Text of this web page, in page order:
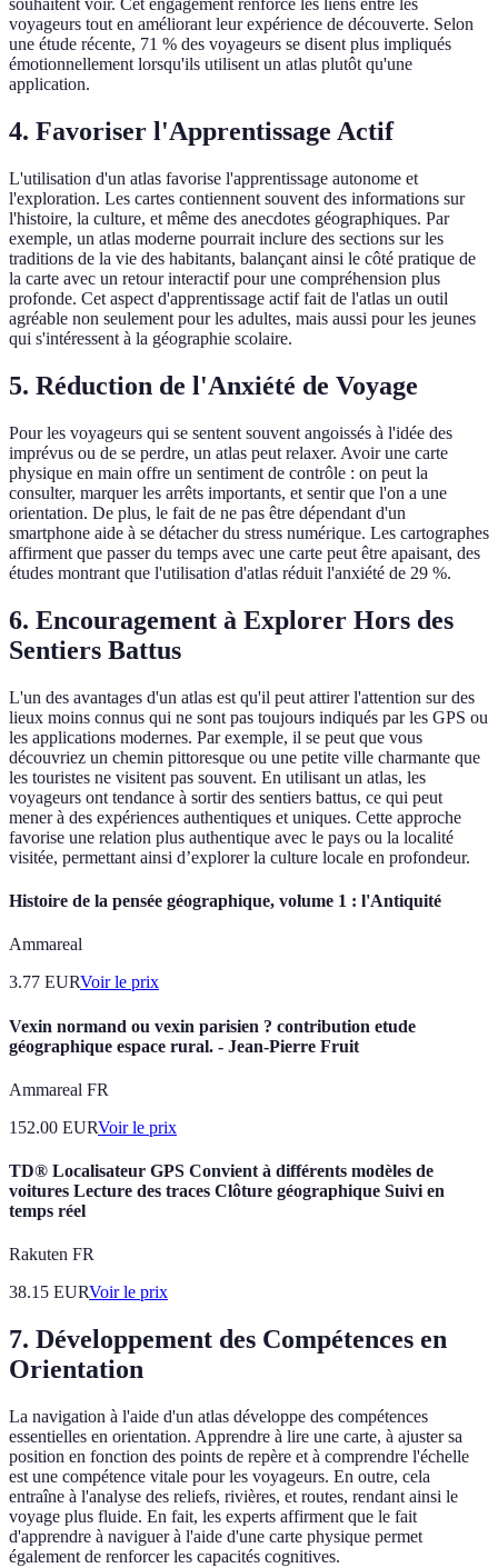
souhaitent voir. Cet engagement renforce les liens entre les
voyageurs tout en améliorant leur expérience de découverte. Selon
une étude récente, 71 % des voyageurs se disent plus impliqués
émotionnellement lorsqu'ils utilisent un atlas plutôt qu'une
application.
4. Favoriser l'Apprentissage Actif
L'utilisation d'un atlas favorise l'apprentissage autonome et
l'exploration. Les cartes contiennent souvent des informations sur
l'histoire, la culture, et même des anecdotes géographiques. Par
exemple, un atlas moderne pourrait inclure des sections sur les
traditions de la vie des habitants, balançant ainsi le côté pratique de
la carte avec un retour interactif pour une compréhension plus
profonde. Cet aspect d'apprentissage actif fait de l'atlas un outil
agréable non seulement pour les adultes, mais aussi pour les jeunes
qui s'intéressent à la géographie scolaire.
5. Réduction de l'Anxiété de Voyage
Pour les voyageurs qui se sentent souvent angoissés à l'idée des
imprévus ou de se perdre, un atlas peut relaxer. Avoir une carte
physique en main offre un sentiment de contrôle : on peut la
consulter, marquer les arrêts importants, et sentir que l'on a une
orientation. De plus, le fait de ne pas être dépendant d'un
smartphone aide à se détacher du stress numérique. Les cartographes
affirment que passer du temps avec une carte peut être apaisant, des
études montrant que l'utilisation d'atlas réduit l'anxiété de 29 %.
6. Encouragement à Explorer Hors des
Sentiers Battus
L'un des avantages d'un atlas est qu'il peut attirer l'attention sur des
lieux moins connus qui ne sont pas toujours indiqués par les GPS ou
les applications modernes. Par exemple, il se peut que vous
découvriez un chemin pittoresque ou une petite ville charmante que
les touristes ne visitent pas souvent. En utilisant un atlas, les
voyageurs ont tendance à sortir des sentiers battus, ce qui peut
mener à des expériences authentiques et uniques. Cette approche
favorise une relation plus authentique avec le pays ou la localité
visitée, permettant ainsi d’explorer la culture locale en profondeur.
Histoire de la pensée géographique, volume 1 : l'Antiquité
Ammareal
3.77 EURVoir le prix
Vexin normand ou vexin parisien ? contribution etude
géographique espace rural. - Jean-Pierre Fruit
Ammareal FR
152.00 EURVoir le prix
TD® Localisateur GPS Convient à différents modèles de
voitures Lecture des traces Clôture géographique Suivi en
temps réel
Rakuten FR
38.15 EURVoir le prix
7. Développement des Compétences en
Orientation
La navigation à l'aide d'un atlas développe des compétences
essentielles en orientation. Apprendre à lire une carte, à ajuster sa
position en fonction des points de repère et à comprendre l'échelle
est une compétence vitale pour les voyageurs. En outre, cela
entraîne à l'analyse des reliefs, rivières, et routes, rendant ainsi le
voyage plus fluide. En fait, les experts affirment que le fait
d'apprendre à naviguer à l'aide d'une carte physique permet
également de renforcer les capacités cognitives.